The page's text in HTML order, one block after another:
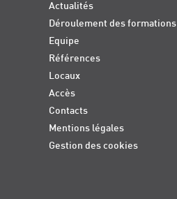
Actualités
Déroulement des formations
Equipe
Références
Locaux
Accès
Contacts
Mentions légales
Gestion des cookies